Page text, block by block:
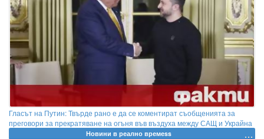
Гласът на Путин: Твърде рано е да се коментират съобщенията за
преговори за прекратяване на огъня във въздуха между САЩ и Украйна
Новини в реално времеss